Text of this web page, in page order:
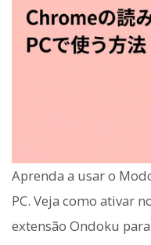
Aprenda a usar o
PC. Veja como ativar
extensão Ondoku